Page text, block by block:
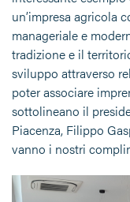
un’impresa agricola
manageriale e
tradizione e il
sviluppo attraverso
poter associare
sottolineano il
Piacenza, Filippo
vanno i nostri